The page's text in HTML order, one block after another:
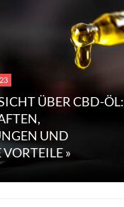
ÜBER CBD-ÖL:
UND
»